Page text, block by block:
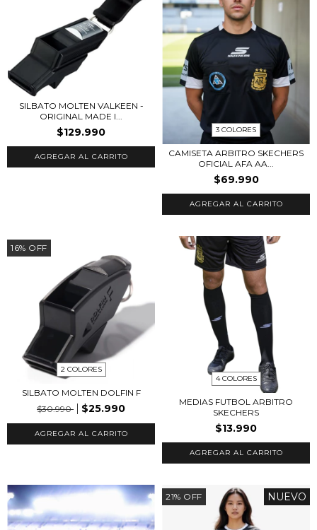
SILBATO MOLTEN VALKEEN -
ORIGINAL MADE I...
$129.990 3 COLORES
CAMISETA ARBITRO SKECHERS
OFICIAL AFA AA...
$69.990
AGREGAR AL CARRITO
16% OFF
2 COLORES
SILBATO MOLTEN DOLFIN F
$30.990
$25.990
AGREGAR AL CARRITO
4 COLORES
MEDIAS FUTBOL ARBITRO
SKECHERS
$13.990
AGREGAR AL CARRITO
21% OFF NUEVO